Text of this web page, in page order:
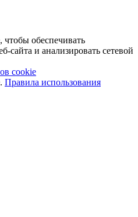
обеспечивать
сайта и анализировать сетевой
cookie
Правила использования